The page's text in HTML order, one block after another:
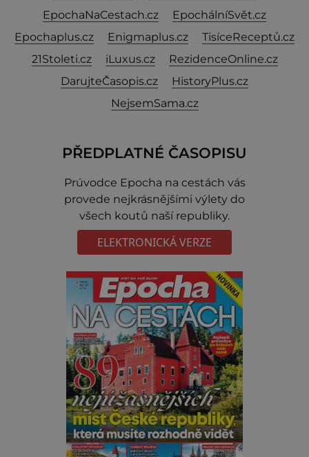
EpochaNaCestach.cz
EpochálníSvět.cz
Epochaplus.cz
Enigmaplus.cz
TisíceReceptů.cz
21Stoleti.cz
iLuxus.cz
RezidenceOnline.cz
DarujteČasopis.cz
HistoryPlus.cz
NejsemSama.cz
PŘEDPLATNÉ ČASOPISU
Prúvodce Epocha na cestách vás
provede nejkrásnějšími výlety do
všech koutů naší republiky.
ELEKTRONICKÁ VERZE